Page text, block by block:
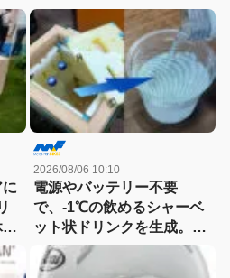
2026/08/06 10:10
電源やバッテリー不要
で、-1℃の飲めるシャーベ
ット状ドリンクを生成。現
場作業やアウトドアに「ア
イススラリーメーカー」が